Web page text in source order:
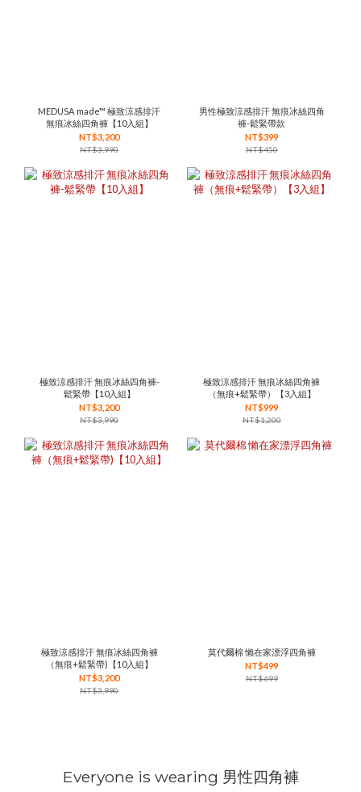
MEDUSA made™ 極致涼感排汗
無痕冰絲四角褲【10入組】
NT$3,200
NT$3,990
男性極致涼感排汗 無痕冰絲四角
褲-鬆緊帶款
NT$399
NT$450
極致涼感排汗 無痕冰絲四角褲-
鬆緊帶【10入組】
NT$3,200
NT$3,990
極致涼感排汗 無痕冰絲四角褲
（無痕+鬆緊帶）【3入組】
NT$999
NT$1,200
極致涼感排汗 無痕冰絲四角褲
（無痕+鬆緊帶)【10入組】
NT$3,200
NT$3,990
莫代爾棉 懶在家漂浮四角褲
NT$499
NT$699
Everyone is wearing 男性四角褲